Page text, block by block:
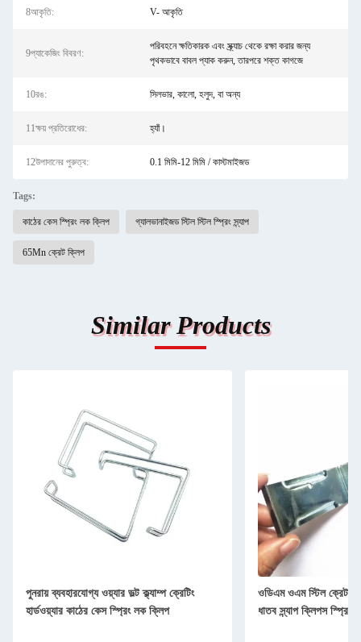
8আকৃতি: V- আকৃতি
9প্যাকেজিং বিবরণ:
পরিবহনে ক্ষতিকারক এবং স্ক্র্যাচ থেকে রক্ষা করার জন্য
পৃথকভাবে বাবল প্যাক করুন, তারপরে শক্ত কাগজে
10রঙ: সিলভার, কালো, হলুদ, বা অন্য
11ক্ষয় প্রতিরোধের: হ্যাঁ।
12উপাদানের পুরুত্ব: 0.1 মিমি-12 মিমি / কাস্টমাইজড
Tags:
কাঠের কেস স্প্রিং লক ক্লিপ গ্যালভানাইজড স্টিল স্টিল স্প্রিং স্ন্যাপ
65Mn ক্রেট ক্লিপ
Similar Products
পুনরায় ব্যবহারযোগ্য ওয়্যার ভল্ট ক্ল্যাম্প ক্রেটিং
হার্ডওয়্যার কাঠের কেস স্প্রিং লক ক্লিপ
ওডিএম ওএম স্টিল ক্রেট
ধাতব স্ন্যাপ ক্লিপস স্প্রিং